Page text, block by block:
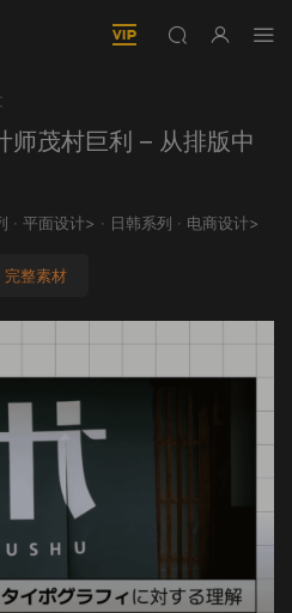
师茂村巨利 – 从排版中
· 平面设计> · 日韩系列 · 电商设计>
完整素材